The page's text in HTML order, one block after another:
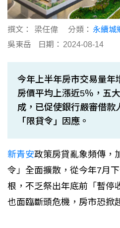
撰文： 梁任偉 分類： 永續城
吳東岳
日期： 2024-08-14
今年上半年房市交易量年
房價平均上漲近5％，五
成，已促使銀行嚴審借款
「限貸令」因應。
新青安政策房貸亂象頻傳，
令」全面擴散，從今年7月
根，不乏祭出年底前「暫停
也面臨斷頭危機，房市恐掀